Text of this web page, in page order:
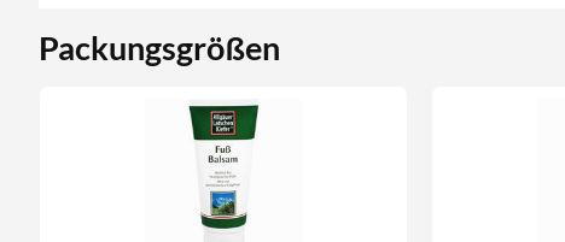
Packungsgrößen